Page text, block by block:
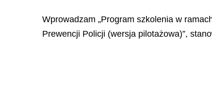
Wprowadzam „Program szkolenia w
Prewencji Policji (wersja pilotażowa)”,